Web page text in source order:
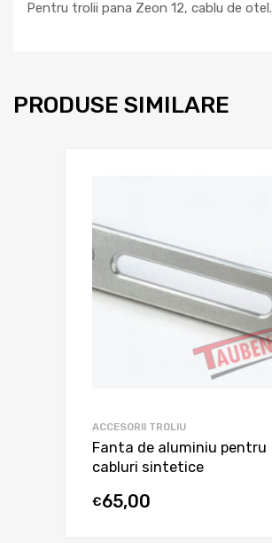
Pentru trolii pana Zeon 12, cablu de otel.
PRODUSE SIMILARE
ACCESORII TROLIU
Fanta de aluminiu pentru
cabluri sintetice
€65,00